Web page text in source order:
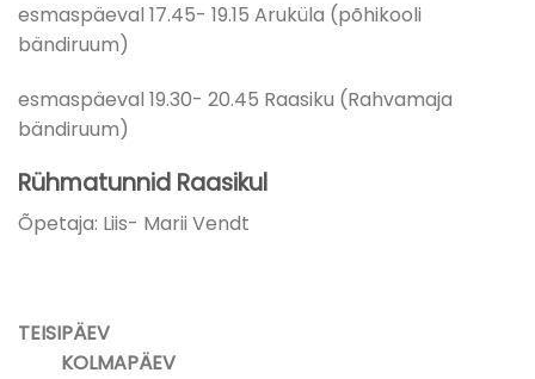
esmaspäeval 17.45- 19.15 Aruküla (põhikooli
bändiruum)
esmaspäeval 19.30- 20.45 Raasiku (Rahvamaja
bändiruum)
Rühmatunnid Raasikul
Õpetaja: Liis- Marii Vendt
TEISIPÄEV
KOLMAPÄEV